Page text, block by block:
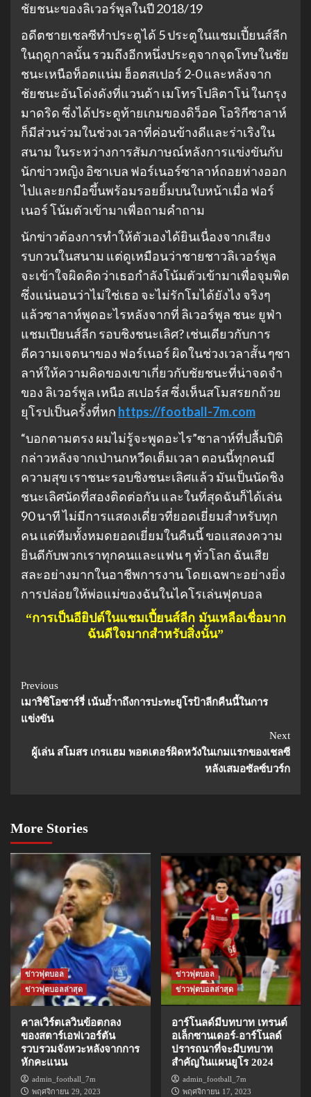
ชัยชนะของลิเวอร์พูลในปี 2018/19
อดีตชายเชลซีทำประตูได้ 5 ประตูในแชมเปี้ยนส์ลีก
ในฤดูกาลนั้น รวมถึงอีกหนึ่งประตูจากจุดโทษในชัย
ชนะเหนือท็อตแน่ม ฮ็อตสเปอร์ 2-0 และหลังจาก
ชัยชนะอันโด่งดังที่แวนด้า เมโทรโปลิตาโน่ ในกรุง
มาดริด ซึ่งได้ประตูท้ายเกมของดิว็อค โอริกีซาลาห์
ก็มีส่วนร่วมในช่วงเวลาที่ค่อนข้างดีและร่าเริงใน
สนาม ในระหว่างการสัมภาษณ์หลังการแข่งขันกับ
นักข่าวหญิง อิซาเบล ฟอร์เนอร์ซาลาห์ถอยห่างออก
ไปและยกมือขึ้นพร้อมรอยยิ้มบนใบหน้าเมื่อ ฟอร์
เนอร์ โน้มตัวเข้ามาเพื่อถามคำถาม
นักข่าวต้องการทำให้ตัวเองได้ยินเนื่องจากเสียง
รบกวนในสนาม แต่ดูเหมือนว่าชายชาวลิเวอร์พูล
จะเข้าใจผิดคิดว่าเธอกำลังโน้มตัวเข้ามาเพื่อจุมพิต
ซึ่งแน่นอนว่าไม่ใช่เธอ จะไม่รักโมได้ยังไง จริงๆ
แล้วซาลาห์พูดอะไรหลังจากที่ ลิเวอร์พูล ชนะ ยูฟ่า
แชมเปียนส์ลีก รอบชิงชนะเลิศ? เช่นเดียวกับการ
ตีความเจตนาของ ฟอร์เนอร์ ผิดในช่วงเวลาสั้น ๆซา
ลาห์ให้ความคิดของเขาเกี่ยวกับชัยชนะที่น่าจดจำ
ของ ลิเวอร์พูล เหนือ สเปอร์ส ซึ่งเห็นสโมสรยกถ้วย
ยุโรปเป็นครั้งที่หก https://football-7m.com
“บอกตามตรง ผมไม่รู้จะพูดอะไร”ซาลาห์ที่ปลื้มปิติ
กล่าวหลังจากเป่านกหวีดเต็มเวลา ตอนนี้ทุกคนมี
ความสุข เราชนะรอบชิงชนะเลิศแล้ว มันเป็นนัดชิง
ชนะเลิศนัดที่สองติดต่อกัน และในที่สุดฉันก็ได้เล่น
90 นาที ไม่มีการแสดงเดี่ยวที่ยอดเยี่ยมสำหรับทุก
คน แต่ทีมทั้งหมดยอดเยี่ยมในคืนนี้ ขอแสดงความ
ยินดีกับพวกเราทุกคนและแฟน ๆ ทั่วโลก ฉันเสีย
สละอย่างมากในอาชีพการงาน โดยเฉพาะอย่างยิ่ง
การปล่อยให้พ่อแม่ของฉันในไคโรเล่นฟุตบอล
“การเป็นอียิปต์ในแชมเปี้ยนส์ลีก มันเหลือเชื่อมาก
ฉันดีใจมากสำหรับสิ่งนั้น”
Continue
Reading
Previous
เมาริซิโอซาร์รี่ เน้นย้ำาถึงการปะทะยูโรป้าลีกคืนนี้ในการ
แข่งขัน
Next
ผู้เล่น สโมสร เกรแฮม พอตเตอร์ผิดหวังในเกมแรกของเชลซี
หลังเสมอซัลซ์บวร์ก
More Stories
ข่าวฟุตบอล
ข่าวฟุตบอลล่าสุด
คาลเวิร์ตเลวินข้อตกลง
ของสตาร์เอฟเวอร์ตัน
รวบรวมจังหวะหลังจากการ
หักคะแนน
admin_football_7m
พฤศจิกายน 29, 2023
ข่าวฟุตบอล
ข่าวฟุตบอลล่าสุด
อาร์โนลด์มีบทบาท เทรนต์
อเล็กซานเดอร์-อาร์โนลด์
ปรารถนาที่จะมีบทบาท
สำคัญในแผนยูโร 2024
admin_football_7m
พฤศจิกายน 17, 2023